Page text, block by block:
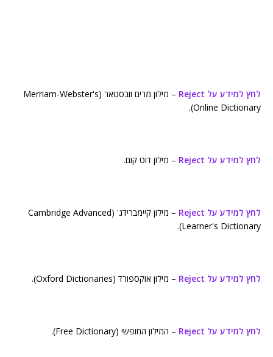
לחץ למידע על Reject
– מילון מרים וובסטאר (Merriam-Webster's
Online Dictionary).
לחץ למידע על Reject – מילון דוט קום.
לחץ למידע על Reject
– מילון קיימברידג' (Cambridge Advanced
Learner's Dictionary).
לחץ למידע על Reject – מילון אוקספורד (Oxford Dictionaries).
לחץ למידע על Reject – המילון החופשי (Free Dictionary).